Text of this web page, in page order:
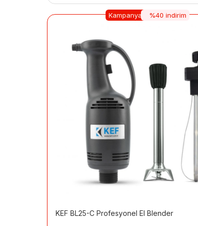
Kampanya %40 indirim
KEF BL25-C Profesyonel El Blender